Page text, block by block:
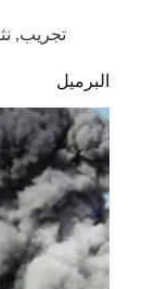
تجريب,
البرميل